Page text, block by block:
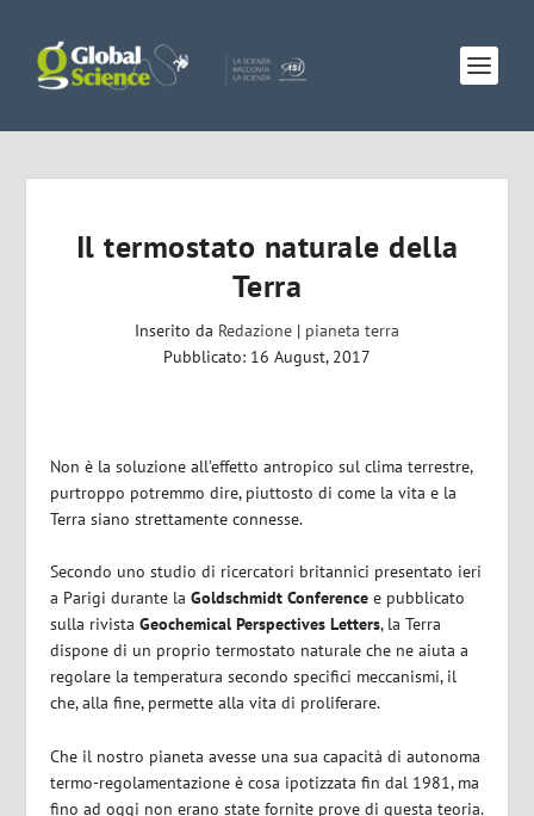
Il termostato naturale della
Terra
Inserito da Redazione | pianeta terra
Pubblicato: 16 August, 2017
Non è la soluzione all’effetto antropico sul clima terrestre,
purtroppo potremmo dire, piuttosto di come la vita e la
Terra siano strettamente connesse.
Secondo uno studio di ricercatori britannici presentato ieri
a Parigi durante laGoldschmidt Conference e pubblicato
sulla rivistaGeochemical Perspectives Letters, la Terra
dispone di un proprio termostato naturale che ne aiuta a
regolare la temperatura secondo specifici meccanismi, il
che, alla fine, permette alla vita di proliferare.
Che il nostro pianeta avesse una sua capacità di autonoma
termo-regolamentazione è cosa ipotizzata fin dal 1981, ma
fino ad oggi non erano state fornite prove di questa teoria.